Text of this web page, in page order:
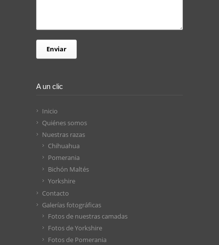
A un clic
Inicio
Quiénes somos
Nuestras razas
Chihuahua
Pomerania
Bichón Maltés
Yorkshire
Contacto
Galerías fotográficas
Fotos de nuestras camadas
Fotos de Yorkshire
Fotos de Pomerania